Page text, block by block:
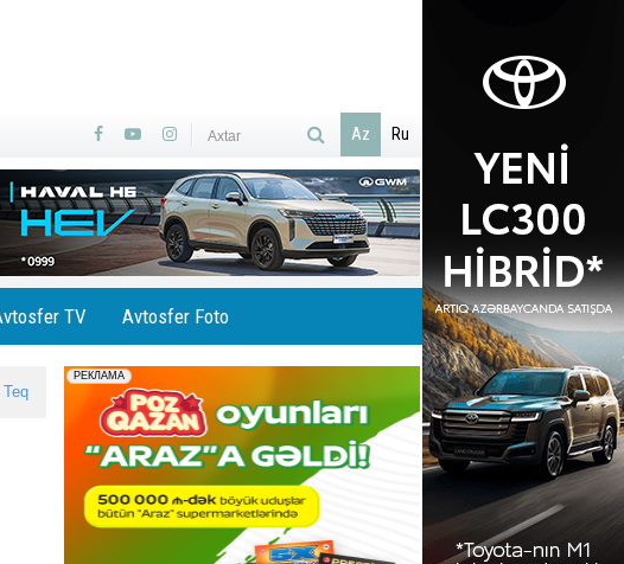
Az Ru
TV Avtosfer Foto
Teq